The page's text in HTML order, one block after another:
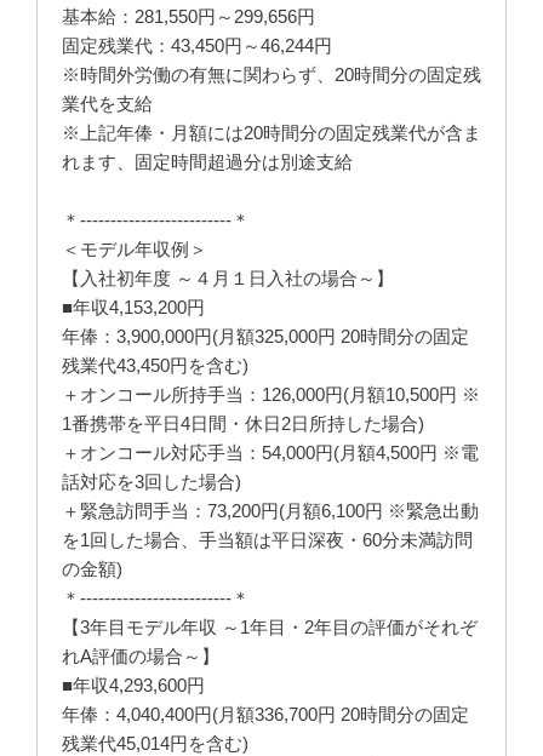
基本給：281,550円～299,656円
固定残業代：43,450円～46,244円
※時間外労働の有無に関わらず、20時間分の固定残
業代を支給
※上記年俸・月額には20時間分の固定残業代が含ま
れます、固定時間超過分は別途支給
＊-------------------------＊
＜モデル年収例＞
【入社初年度 ～４月１日入社の場合～】
■年収4,153,200円
年俸：3,900,000円(月額325,000円 20時間分の固定
残業代43,450円を含む)
＋オンコール所持手当：126,000円(月額10,500円 ※
1番携帯を平日4日間・休日2日所持した場合)
＋オンコール対応手当：54,000円(月額4,500円 ※電
話対応を3回した場合)
＋緊急訪問手当：73,200円(月額6,100円 ※緊急出動
を1回した場合、手当額は平日深夜・60分未満訪問
の金額)
＊-------------------------＊
【3年目モデル年収 ～1年目・2年目の評価がそれぞ
れA評価の場合～】
■年収4,293,600円
年俸：4,040,400円(月額336,700円 20時間分の固定
残業代45,014円を含む)